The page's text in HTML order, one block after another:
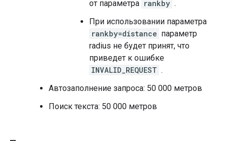
от параметра rankby .
При использовании параметра
rankby=distance параметр
radius не будет принят, что
приведет к ошибке
INVALID_REQUEST .
Автозаполнение запроса: 50 000 метров
Поиск текста: 50 000 метров